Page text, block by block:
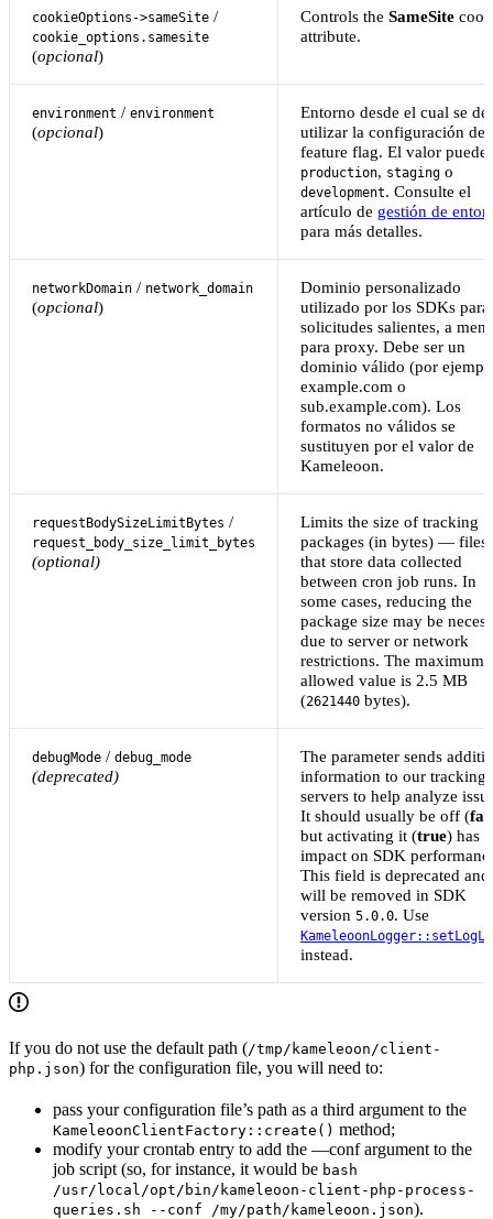
cookieOptions->sameSite /
cookie_options.samesite
(opcional)
Controls the SameSite
attribute.
environment / environment
(opcional)
Entorno desde el cual se
utilizar la configuración del
feature flag. El valor puede
production, staging o
development. Consulte el
artículo de gestión de
para más detalles.
networkDomain / network_domain
(opcional)
Dominio personalizado
utilizado por los SDKs para
solicitudes salientes, a
para proxy. Debe ser un
dominio válido (por
example.com o
sub.example.com). Los
formatos no válidos se
sustituyen por el valor de
Kameleoon.
requestBodySizeLimitBytes /
request_body_size_limit_bytes
(optional)
Limits the size of tracking
packages (in bytes) — files
that store data collected
between cron job runs. In
some cases, reducing the
package size may be
due to server or network
restrictions. The maximum
allowed value is 2.5 MB
(2621440 bytes).
debugMode / debug_mode
(deprecated)
The parameter sends
information to our tracking
servers to help analyze
It should usually be off (
but activating it (true) has
impact on SDK
This field is deprecated and
will be removed in SDK
version 5.0.0. Use
instead.
If you do not use the default path (/tmp/kameleoon/client-
php.json) for the configuration file, you will need to:
pass your configuration file’s path as a third argument to the
KameleoonClientFactory::create() method;
modify your crontab entry to add the —conf argument to the
job script (so, for instance, it would be bash
/usr/local/opt/bin/kameleoon-client-php-process-
queries.sh --conf /my/path/kameleoon.json).